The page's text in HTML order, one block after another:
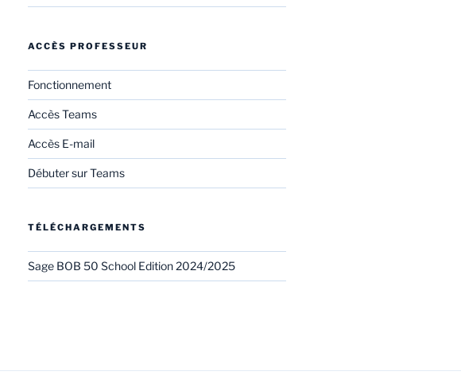
ACCÈS PROFESSEUR
Fonctionnement
Accès Teams
Accès E-mail
Débuter sur Teams
TÉLÉCHARGEMENTS
Sage BOB 50 School Edition 2024/2025